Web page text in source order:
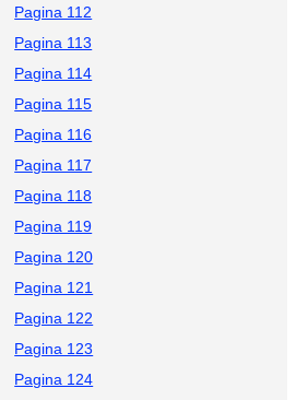
Pagina 112
Pagina 113
Pagina 114
Pagina 115
Pagina 116
Pagina 117
Pagina 118
Pagina 119
Pagina 120
Pagina 121
Pagina 122
Pagina 123
Pagina 124